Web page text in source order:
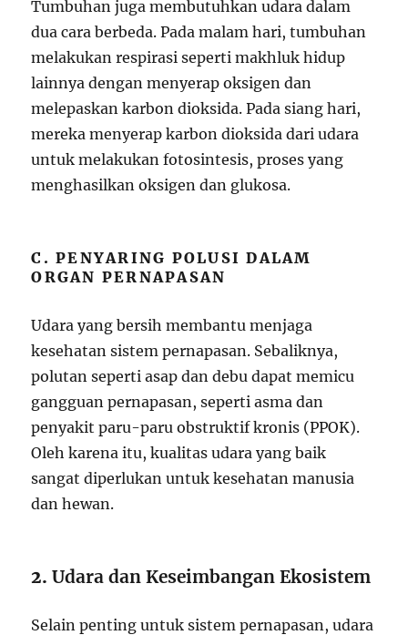
Tumbuhan juga membutuhkan udara dalam
dua cara berbeda. Pada malam hari, tumbuhan
melakukan respirasi seperti makhluk hidup
lainnya dengan menyerap oksigen dan
melepaskan karbon dioksida. Pada siang hari,
mereka menyerap karbon dioksida dari udara
untuk melakukan fotosintesis, proses yang
menghasilkan oksigen dan glukosa.
C. PENYARING POLUSI DALAM
ORGAN PERNAPASAN
Udara yang bersih membantu menjaga
kesehatan sistem pernapasan. Sebaliknya,
polutan seperti asap dan debu dapat memicu
gangguan pernapasan, seperti asma dan
penyakit paru-paru obstruktif kronis (PPOK).
Oleh karena itu, kualitas udara yang baik
sangat diperlukan untuk kesehatan manusia
dan hewan.
2.Udara dan Keseimbangan Ekosistem
Selain penting untuk sistem pernapasan, udara